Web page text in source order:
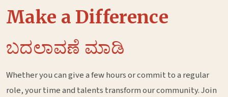
Make a Difference
ಬದಲಾವಣೆ ಮಾಡಿ
Whether you can give a few hours or commit to a regular
role, your time and talents transform our community. Join